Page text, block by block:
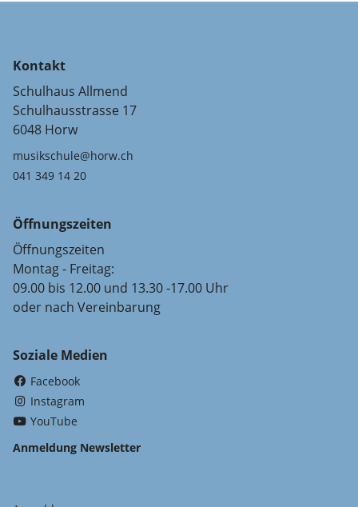
Kontakt
Schulhaus Allmend
Schulhausstrasse 17
6048 Horw
musikschule@horw.ch
041 349 14 20
Öffnungszeiten
Öffnungszeiten
Montag - Freitag:
09.00 bis 12.00 und 13.30 -17.00 Uhr
oder nach Vereinbarung
Soziale Medien
Facebook
Instagram
YouTube
Anmeldung Newsletter